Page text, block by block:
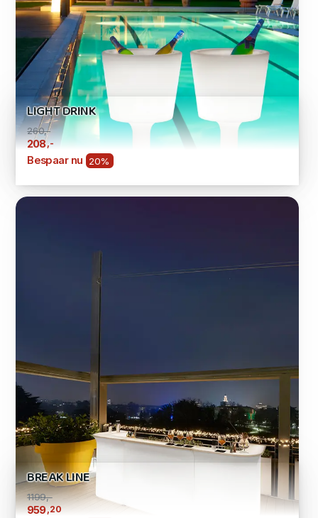
LIGHT DRINK
260,-
208,-
Bespaar nu 20%
BREAK LINE
1199,-
959,20